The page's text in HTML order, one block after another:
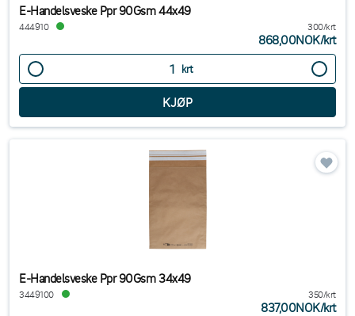
E-Handelsveske Ppr 90Gsm 44x49
444910 300/krt
868,00NOK/krt
krt
E-Handelsveske Ppr 90Gsm 34x49
3449100 350/krt
837,00NOK/krt